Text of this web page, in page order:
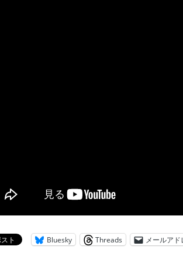
Bluesky Threads メールアド